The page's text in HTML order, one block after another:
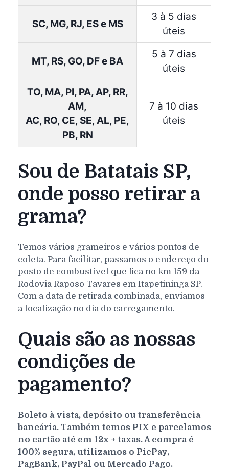
SC, MG, RJ, ES e MS
3 à 5 dias
úteis
MT, RS, GO, DF e BA
5 à 7 dias
úteis
TO, MA, PI, PA, AP, RR,
AM,
AC, RO, CE, SE, AL, PE,
PB, RN
7 à 10 dias
úteis
Sou de Batatais SP,
onde posso retirar a
grama?
Temos vários grameiros e vários pontos de
coleta. Para facilitar, passamos o endereço do
posto de combustível que fica no km 159 da
Rodovia Raposo Tavares em Itapetininga SP.
Com a data de retirada combinada, enviamos
a localização no dia do carregamento.
Quais são as nossas
condições de
pagamento?
Boleto à vista, depósito ou transferência
bancária. Também temos PIX e parcelamos
no cartão até em 12x + taxas. A compra é
100% segura, utilizamos o PicPay,
PagBank, PayPal ou Mercado Pago.